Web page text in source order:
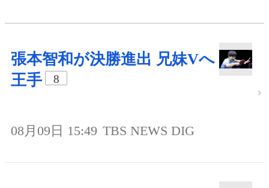
張本智和が決勝進出 兄妹Vへ
王手
8
08月09日 15:49 TBS NEWS DIG